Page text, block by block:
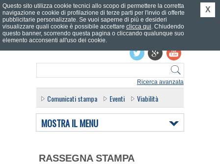
Ricerca avanzata
Effettua il login
Comunicati stampa Eventi Viabilità
MOSTRA IL MENU
RASSEGNA STAMPA
Questo sito utilizza cookie tecnici allo scopo di permettere la corretta
navigazione e cookie di profilazione di terze parti per l'invio di offerte
pubblicitarie personalizzate. Se vuoi saperne di più e desideri
visualizzare quali cookie è possibile accettare clicca qui. Chiudendo
questo banner, scorrendo questa pagina o cliccando qualunque suo
elemento acconsenti all'uso dei cookie.
X